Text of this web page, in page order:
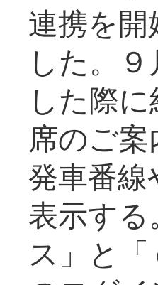
連携を
した。
した際
席のご
発車番
表示す
ス」と